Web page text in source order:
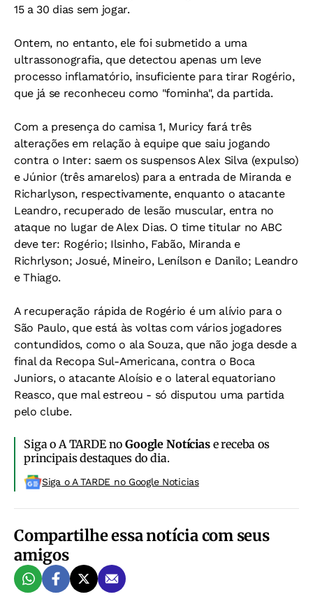
15 a 30 dias sem jogar.
Ontem, no entanto, ele foi submetido a uma
ultrassonografia, que detectou apenas um leve
processo inflamatório, insuficiente para tirar Rogério,
que já se reconheceu como "fominha", da partida.
Com a presença do camisa 1, Muricy fará três
alterações em relação à equipe que saiu jogando
contra o Inter: saem os suspensos Alex Silva (expulso)
e Júnior (três amarelos) para a entrada de Miranda e
Richarlyson, respectivamente, enquanto o atacante
Leandro, recuperado de lesão muscular, entra no
ataque no lugar de Alex Dias. O time titular no ABC
deve ter: Rogério; Ilsinho, Fabão, Miranda e
Richrlyson; Josué, Mineiro, Lenílson e Danilo; Leandro
e Thiago.
A recuperação rápida de Rogério é um alívio para o
São Paulo, que está às voltas com vários jogadores
contundidos, como o ala Souza, que não joga desde a
final da Recopa Sul-Americana, contra o Boca
Juniors, o atacante Aloísio e o lateral equatoriano
Reasco, que mal estreou - só disputou uma partida
pelo clube.
Siga o A TARDE noGoogle Notíciase receba os
principais destaques do dia.
Siga o A TARDE no Google Noticias
Compartilhe essa notícia com seus
amigos